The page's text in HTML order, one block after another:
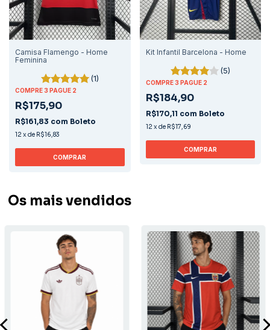
Camisa Flamengo - Home
Feminina
(1)
COMPRE 3 PAGUE 2
R$175,90
R$161,83 com Boleto
12 x de R$16,83
COMPRAR
Kit Infantil Barcelona - Home
(5)
COMPRE 3 PAGUE 2
R$184,90
R$170,11 com Boleto
12 x de R$17,69
COMPRAR
Os mais vendidos